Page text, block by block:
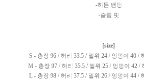
-히든 밴딩
-슬림 핏
[size]
S - 총장 96 / 허리 33.5 / 밑위 24 / 엉덩이 40 /
M - 총장 97 / 허리 35.5 / 밑위 25 / 엉덩이 42 /
L - 총장 98 / 허리 37.5 / 밑위 26 / 엉덩이 44 /